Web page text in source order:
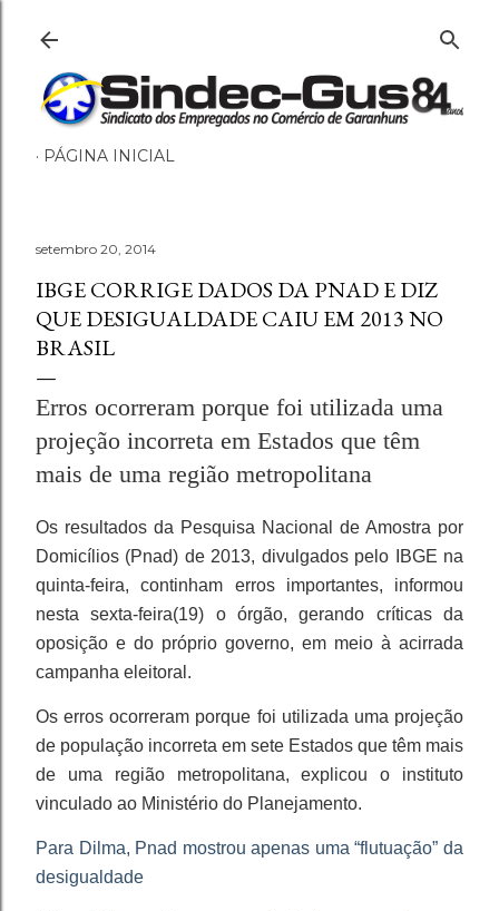
PÁGINA INICIAL
setembro 20, 2014
IBGE CORRIGE DADOS DA PNAD E DIZ
QUE DESIGUALDADE CAIU EM 2013 NO
BRASIL
Erros ocorreram porque foi utilizada uma
projeção incorreta em Estados que têm
mais de uma região metropolitana
Os resultados da Pesquisa Nacional de Amostra por
Domicílios (Pnad) de 2013, divulgados pelo IBGE na
quinta-feira, continham erros importantes, informou
nesta sexta-feira(19) o órgão, gerando críticas da
oposição e do próprio governo, em meio à acirrada
campanha eleitoral.
Os erros ocorreram porque foi utilizada uma projeção
de população incorreta em sete Estados que têm mais
de uma região metropolitana, explicou o instituto
vinculado ao Ministério do Planejamento.
Para Dilma, Pnad mostrou apenas uma “flutuação” da
desigualdade